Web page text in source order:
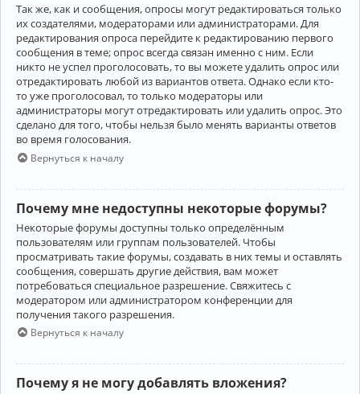
Так же, как и сообщения, опросы могут редактироваться только
их создателями, модераторами или администраторами. Для
редактирования опроса перейдите к редактированию первого
сообщения в теме; опрос всегда связан именно с ним. Если
никто не успел проголосовать, то вы можете удалить опрос или
отредактировать любой из вариантов ответа. Однако если кто-
то уже проголосовал, то только модераторы или
администраторы могут отредактировать или удалить опрос. Это
сделано для того, чтобы нельзя было менять варианты ответов
во время голосования.
Вернуться к началу
Почему мне недоступны некоторые форумы?
Некоторые форумы доступны только определённым
пользователям или группам пользователей. Чтобы
просматривать такие форумы, создавать в них темы и оставлять
сообщения, совершать другие действия, вам может
потребоваться специальное разрешение. Свяжитесь с
модератором или администратором конференции для
получения такого разрешения.
Вернуться к началу
Почему я не могу добавлять вложения?